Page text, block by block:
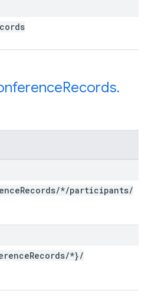
Records.
Records/*/participants/
Records/*}/